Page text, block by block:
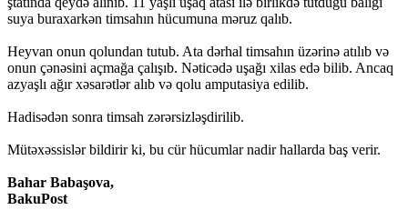
suya buraxarkən timsahın hücumuna məruz qalıb.
Heyvan onun qolundan tutub. Ata dərhal timsahın üzərinə atılıb və
onun çənəsini açmağa çalışıb. Nəticədə uşağı xilas edə bilib. Ancaq
azyaşlı ağır xəsarətlər alıb və qolu amputasiya edilib.
Hadisədən sonra timsah zərərsizləşdirilib.
Mütəxəssislər bildirir ki, bu cür hücumlar nadir hallarda baş verir.
Bahar Babaşova,
BakuPost